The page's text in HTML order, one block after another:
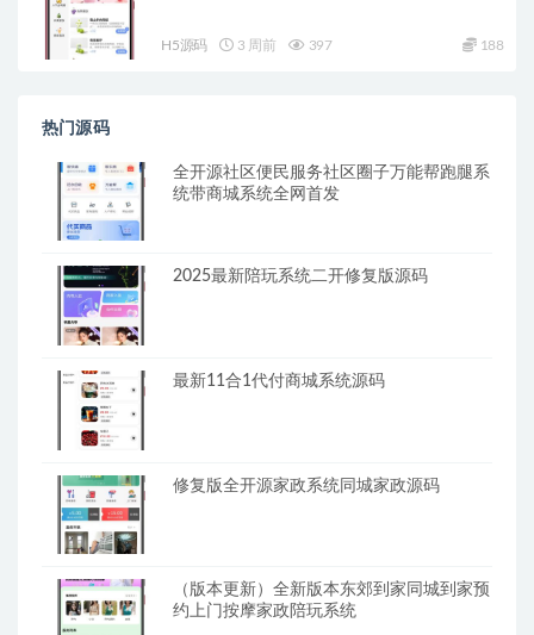
H5源码 3 周前 397 188
热门源码
全开源社区便民服务社区圈子万能帮跑腿系
统带商城系统全网首发
2025最新陪玩系统二开修复版源码
最新11合1代付商城系统源码
修复版全开源家政系统同城家政源码
（版本更新）全新版本东郊到家同城到家预
约上门按摩家政陪玩系统